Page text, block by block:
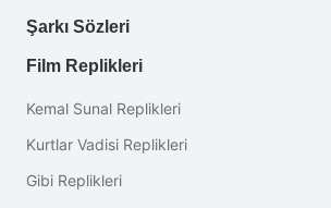
Şarkı Sözleri
Film Replikleri
Kemal Sunal Replikleri
Kurtlar Vadisi Replikleri
Gibi Replikleri